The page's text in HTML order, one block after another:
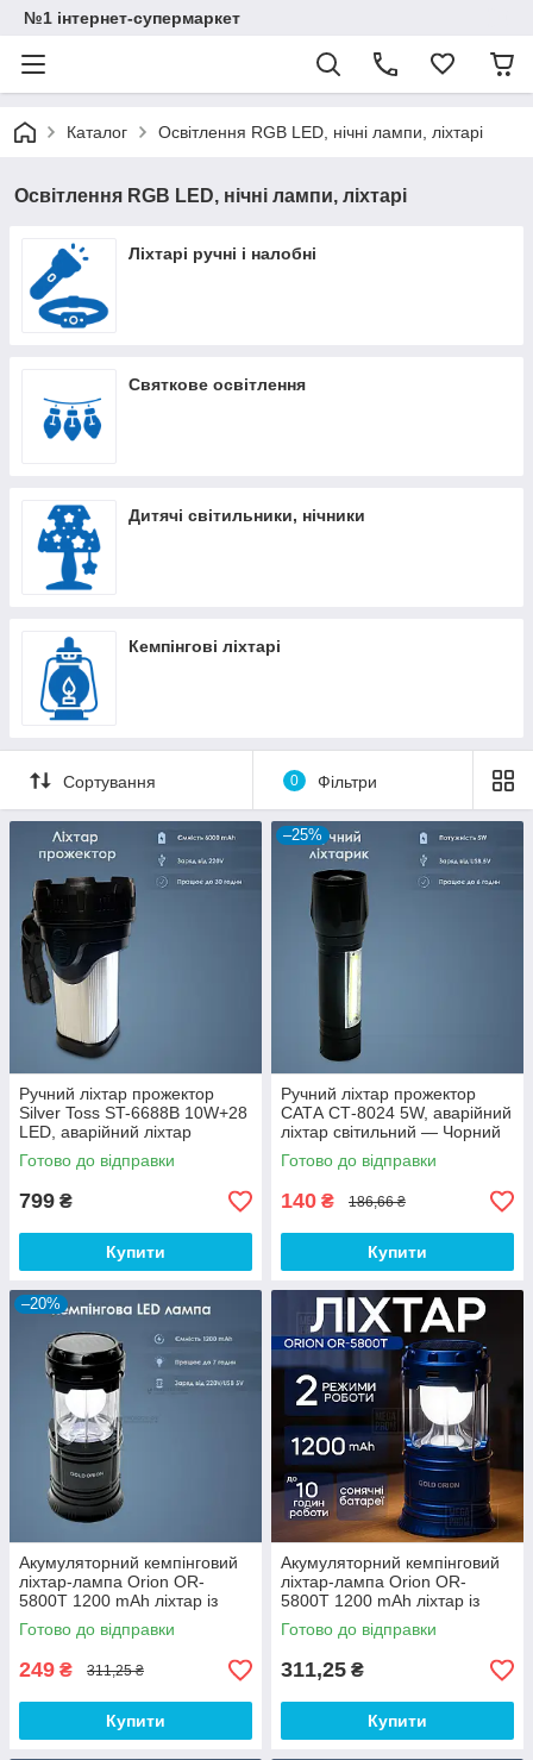
№1 інтернет-супермаркет
Каталог Освітлення RGB LED, нічні лампи, ліхтарі
Освітлення RGB LED, нічні лампи, ліхтарі
Ліхтарі ручні і налобні
Святкове освітлення
Дитячі світильники, нічники
Кемпінгові ліхтарі
Сортування 0 Фільтри
Ручний ліхтар прожектор
Silver Toss ST-6688B 10W+28
LED, аварійний ліхтар
світильний — Сірий
Готово до відправки
799 ₴
Купити
–25%
Ручний ліхтар прожектор
САТА СТ-8024 5W, аварійний
ліхтар світильний — Чорний
Готово до відправки
140 ₴ 186,66 ₴
Купити
–20%
Акумуляторний кемпінговий
ліхтар-лампа Orion OR-
5800T 1200 mAh ліхтар із
сонячною панеллю-Чорний
Готово до відправки
249 ₴ 311,25 ₴
Купити
Акумуляторний кемпінговий
ліхтар-лампа Orion OR-
5800T 1200 mAh ліхтар із
сонячною панеллю-синій
Готово до відправки
311,25 ₴
Купити